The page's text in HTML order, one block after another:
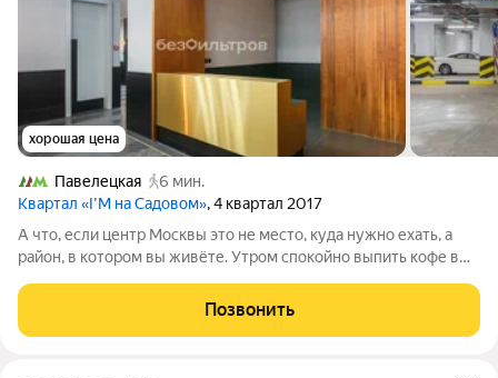
хорошая цена
Павелецкая
6 мин.
Квартал «I’M на Садовом», 4 квартал 2017
А что, если центр Москвы это не место, куда нужно ехать, а
район, в котором вы живёте. Утром спокойно выпить кофе в
делами. А после рабочего дня прогуляться по набережной или
заняться спортом в
Позвонить